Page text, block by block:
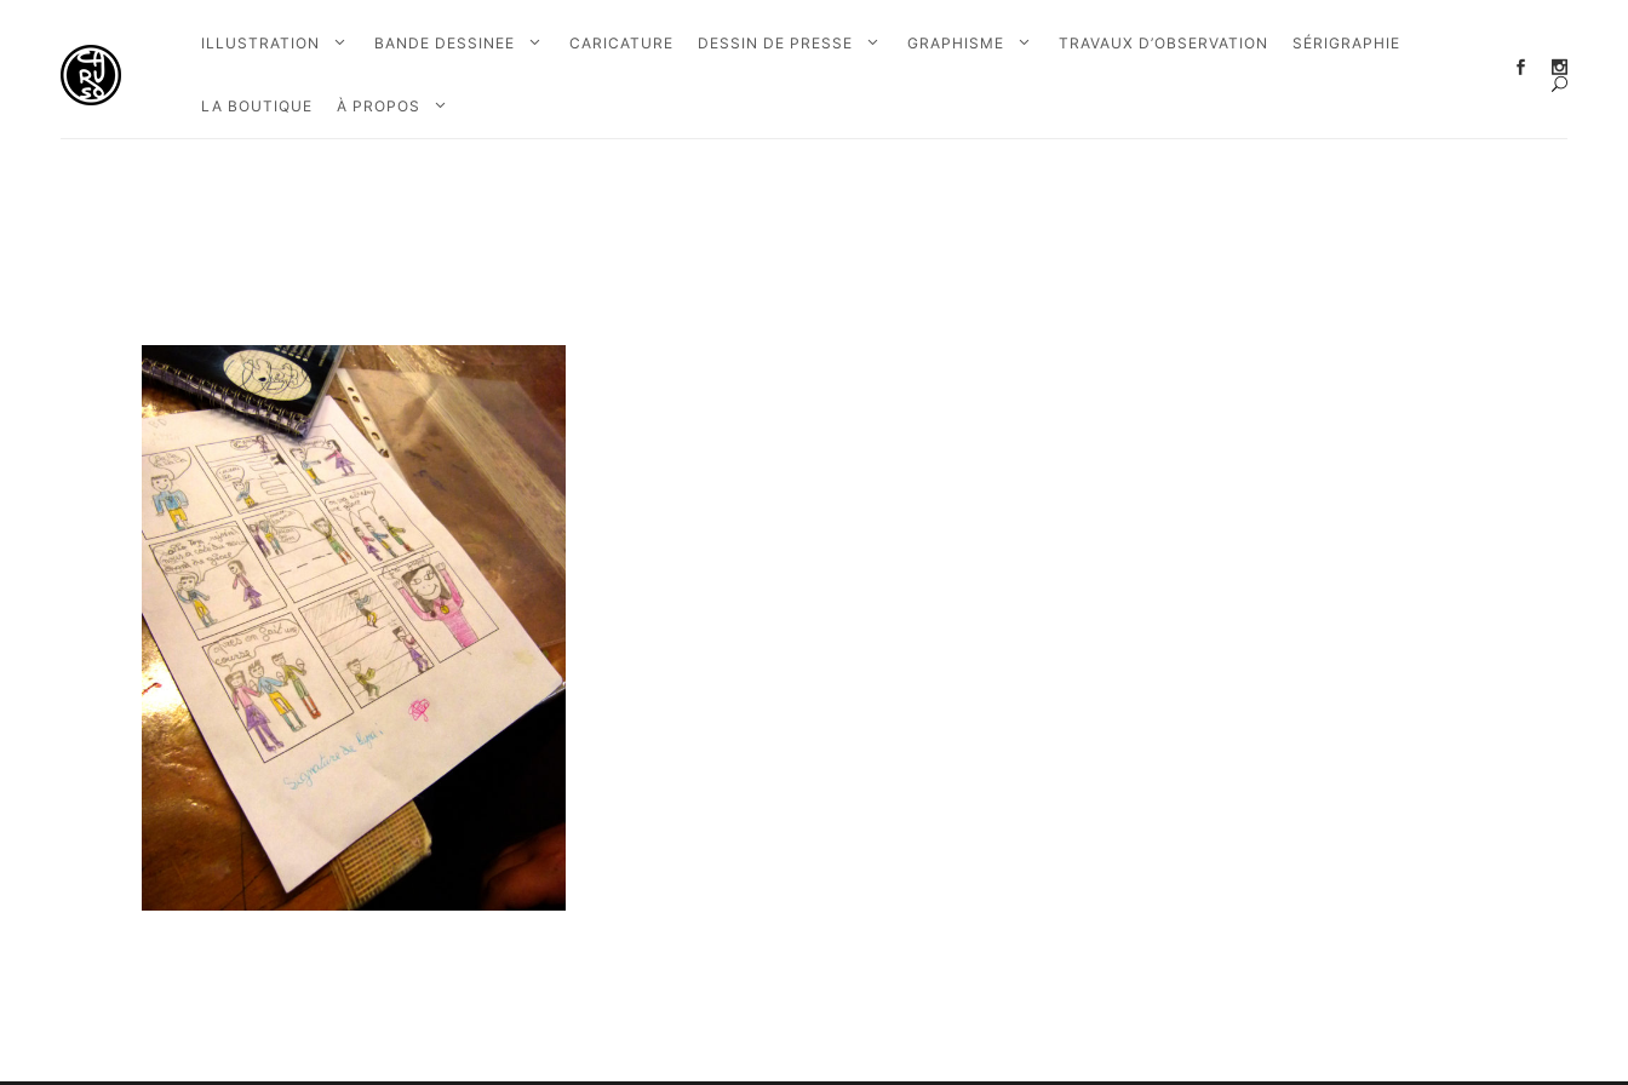
ILLUSTRATION BANDE DESSINEE CARICATURE DESSIN DE PRESSE GRAPHISME TRAVAUX D’OBSERVATION SÉRIGRAPHIE
LA BOUTIQUE À PROPOS